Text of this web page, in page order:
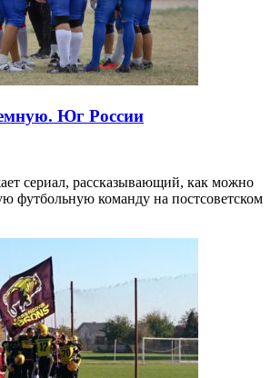
Юг России
сериал, рассказывающий, как можно
футбольную команду на постсоветском